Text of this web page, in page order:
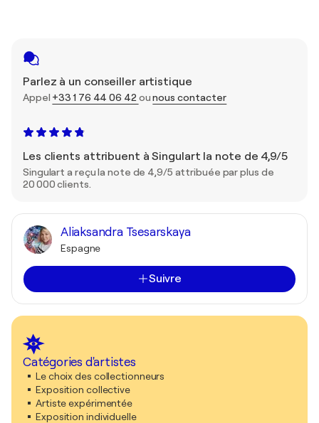
Parlez à un conseiller artistique
Appel +33 1 76 44 06 42 ounous contacter
Les clients attribuent à Singulart la note de 4,9/5
Singulart a reçu la note de 4,9/5 attribuée par plus de
20 000 clients.
Aliaksandra Tsesarskaya
Espagne
Suivre
Catégories d'artistes
Le choix des collectionneurs
Exposition collective
Artiste expérimentée
Exposition individuelle